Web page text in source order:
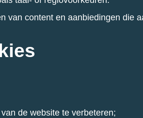
van content en aanbiedingen die
de website te verbeteren;